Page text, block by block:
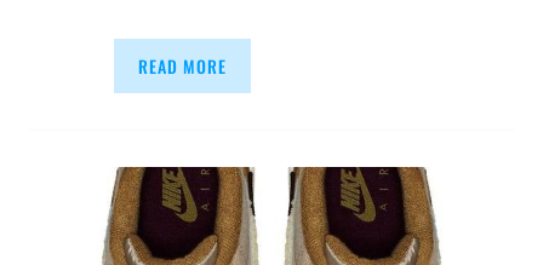
READ MORE